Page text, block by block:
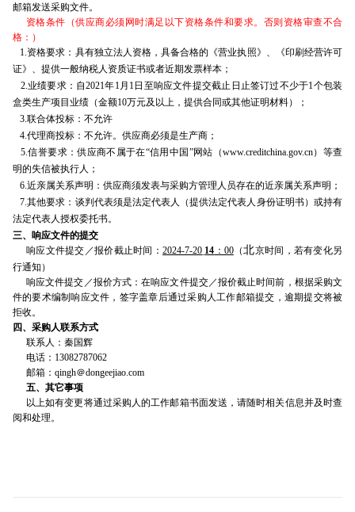
邮箱发送采购文件。
资格条件（供应商必须网时满足以下资格条件和要求。否则资格审查不合
格：）
1.资格要求：具有独立法人资格，具备合格的《营业执照》、《印刷经营许可
证》、提供一般纳税人资质证书或者近期发票样本；
2.业绩要求：自2021年1月1日至响应文件提交截止日止签订过不少于1个包装
盒类生产项目业绩（金额10万元及以上，提供合同或其他证明材料）；
3.联合体投标：不允许
4.代理商投标：不允许。供应商必须是生产商；
5.信誉要求：供应商不属于在“信用中国”网站（www.creditchina.gov.cn）等查
明的失信被执行人；
6.近亲属关系声明：供应商须发表与采购方管理人员存在的近亲属关系声明；
7.其他要求：谈判代表须是法定代表人（提供法定代表人身份证明书）或持有
法定代表人授权委托书。
三、响应文件的提交
响应文件提交／报价截止时间： 2024-7-20 14 ：00（北京时间，若有变化另
行通知）
响应文件提交／报价方式：在响应文件提交／报价截止时间前，根据采购文
件的要术编制响应文件，签字盖章后通过采购人工作邮箱提交，逾期提交将被
拒收。
四、采购人联系方式
联系人：秦国辉
电话：13082787062
邮箱：qingh＠dongeejiao.com
五、其它事项
以上如有变更将通过采购人的工作邮箱书面发送，请随时相关信息并及时查
阅和处理。